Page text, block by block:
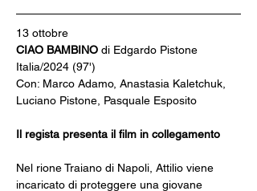
13 ottobre
CIAO BAMBINO di Edgardo Pistone
Italia/2024 (97')
Con: Marco Adamo, Anastasia Kaletchuk,
Luciano Pistone, Pasquale Esposito
Il regista presenta il film in collegamento
Nel rione Traiano di Napoli, Attilio viene
incaricato di proteggere una giovane